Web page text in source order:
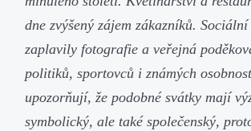
dne zvýšený zájem zákazníků.
zaplavily fotografie a veřejná
politiků, sportovců i známých
upozorňují, že podobné svátky mají
symbolický, ale také společenský,